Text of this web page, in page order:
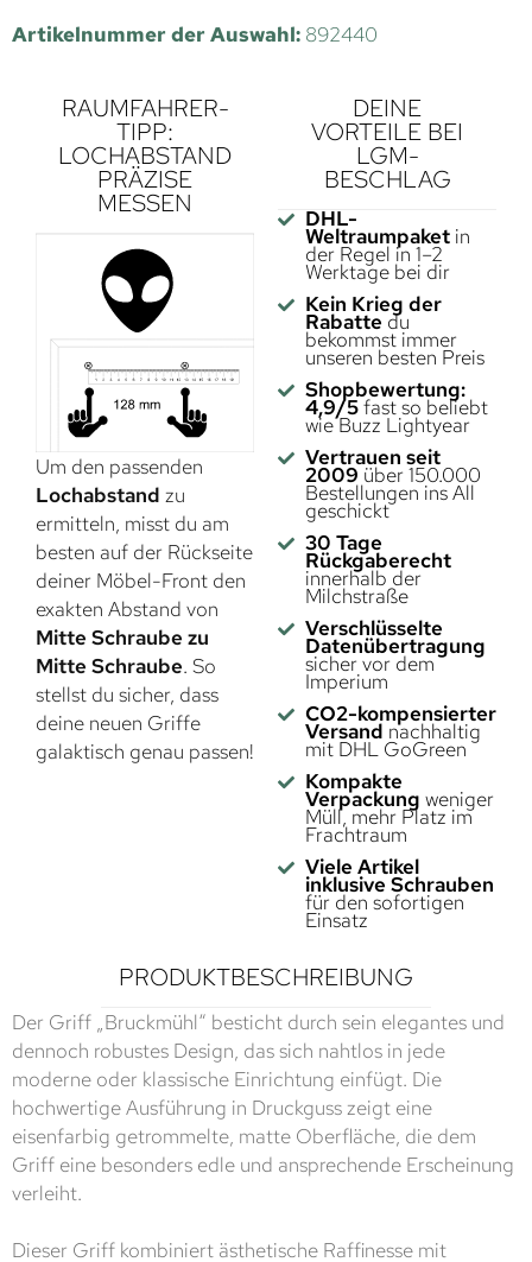
Artikelnummer der Auswahl: 892440
RAUMFAHRER-
TIPP:
LOCHABSTAND
PRÄZISE
MESSEN
Um den passenden
Lochabstand zu
ermitteln, misst du am
besten auf der Rückseite
deiner Möbel-Front den
exakten Abstand von
Mitte Schraube zu
Mitte Schraube. So
stellst du sicher, dass
deine neuen Griffe
galaktisch genau passen!
DEINE
VORTEILE BEI
LGM-
BESCHLAG
DHL-
Weltraumpaketin
der Regel in 1–2
Werktage bei dir
Kein Krieg der
Rabatte du
bekommst immer
unseren besten Preis
Shopbewertung:
4,9/5fast so beliebt
wie Buzz Lightyear
Vertrauen seit
2009 über 150.000
Bestellungen ins All
geschickt
30 Tage
Rückgaberecht
innerhalb der
Milchstraße
Verschlüsselte
Datenübertragung
sicher vor dem
Imperium
CO2-kompensierter
Versand nachhaltig
mit DHL GoGreen
Kompakte
Verpackung weniger
Müll, mehr Platz im
Frachtraum
Viele Artikel
inklusive Schrauben
für den sofortigen
Einsatz
PRODUKTBESCHREIBUNG
Der Griff „Bruckmühl“ besticht durch sein elegantes und
dennoch robustes Design, das sich nahtlos in jede
moderne oder klassische Einrichtung einfügt. Die
hochwertige Ausführung in Druckguss zeigt eine
eisenfarbig getrommelte, matte Oberfläche, die dem
Griff eine besonders edle und ansprechende Erscheinung
verleiht.
Dieser Griff kombiniert ästhetische Raffinesse mit